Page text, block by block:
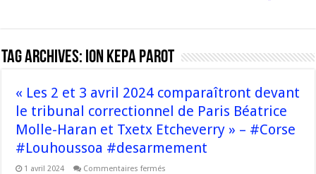
Tag Archives: Ion Kepa Parot
« Les 2 et 3 avril 2024 comparaîtront devant
le tribunal correctionnel de Paris Béatrice
Molle-Haran et Txetx Etcheverry » – #Corse
#Louhoussoa #desarmement
1 avril 2024 Commentaires fermés